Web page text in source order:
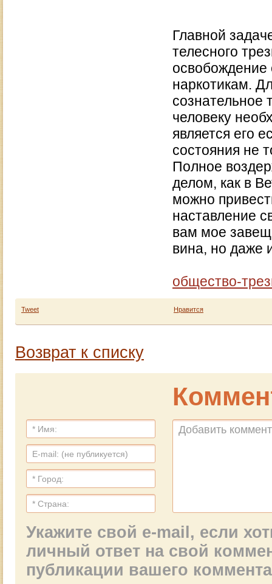
Главной
телесного
освобождение
наркотикам.
человеку
является его
состояния не
Полное
делом, как в
можно
наставление
вам мое
вина, но даже
общество-
Tweet Нравится
Возврат к списку
Укажите свой e-mail, если
личный ответ на свой
публикации вашего